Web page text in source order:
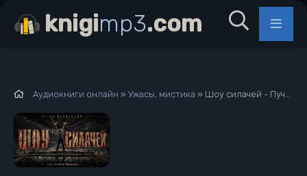
Аудиокниги онлайн » Ужасы, мистика » Шоу силачей - Пучок Перцепций
knigimp3.com